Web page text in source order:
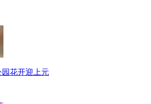
花开迎上元